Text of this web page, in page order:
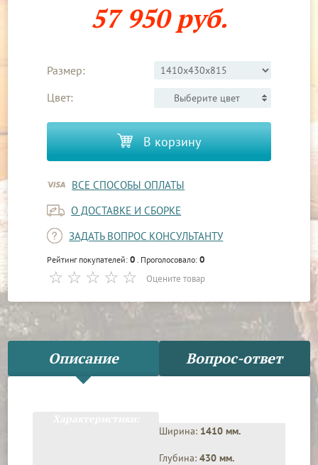
57 950 руб.
Размер:
Цвет:
Выберите цвет
В корзину
ВСЕ СПОСОБЫ ОПЛАТЫ
О ДОСТАВКЕ И СБОРКЕ
ЗАДАТЬ ВОПРОС КОНСУЛЬТАНТУ
Рейтинг покупателей:0 . Проголосовало:0
Оцените товар
Описание Вопрос-ответ
Ширина: 1410 мм.
Глубина: 430 мм.